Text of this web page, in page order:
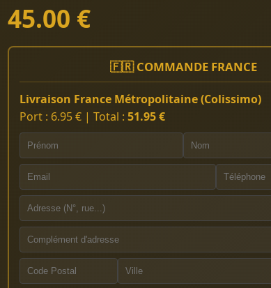
45.00 €
🇫🇷 COMMANDE FRANCE
Livraison France Métropolitaine (Colissimo)
Port : 6.95 € | Total : 51.95 €